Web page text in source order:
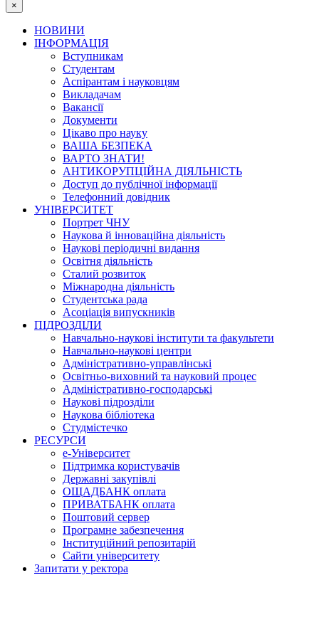
×
НОВИНИ
ІНФОРМАЦІЯ
Вступникам
Студентам
Аспірантам і науковцям
Викладачам
Вакансії
Документи
Цікаво про науку
ВАША БЕЗПЕКА
ВАРТО ЗНАТИ!
АНТИКОРУПЦІЙНА ДІЯЛЬНІСТЬ
Доступ до публічної інформації
Телефонний довідник
УНІВЕРСИТЕТ
Портрет ЧНУ
Наукова й інноваційна діяльність
Наукові періодичні видання
Освітня діяльність
Сталий розвиток
Міжнародна діяльність
Студентська рада
Асоціація випускників
ПІДРОЗДІЛИ
Навчально-наукові інститути та факультети
Навчально-наукові центри
Адміністративно-управлінські
Освітньо-виховний та науковий процес
Адміністративно-господарські
Наукові підрозділи
Наукова бібліотека
Студмістечко
РЕСУРСИ
е-Університет
Підтримка користувачів
Державні закупівлі
ОЩАДБАНК оплата
ПРИВАТБАНК оплата
Поштовий сервер
Програмне забезпечення
Інституційний репозитарій
Сайти університету
Запитати у ректора